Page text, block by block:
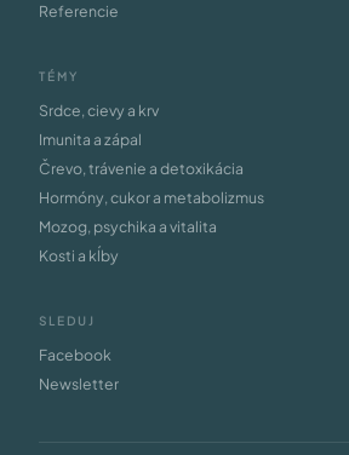
Referencie
TÉMY
Srdce, cievy a krv
Imunita a zápal
Črevo, trávenie a detoxikácia
Hormóny, cukor a metabolizmus
Mozog, psychika a vitalita
Kosti a kĺby
SLEDUJ
Facebook
Newsletter